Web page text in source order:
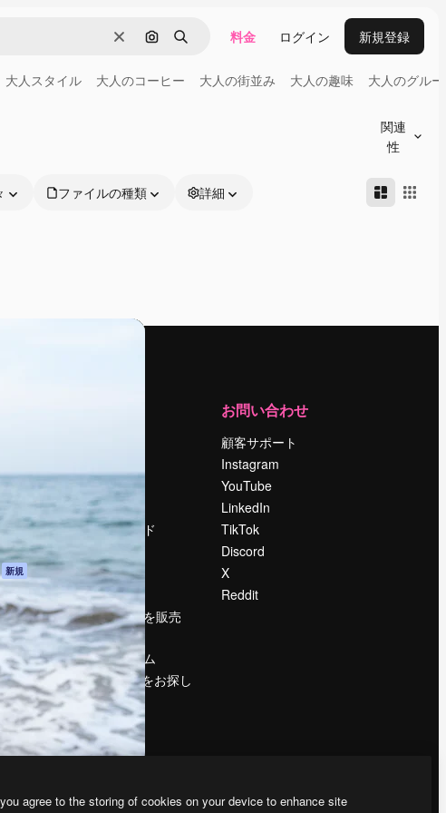
消去 画像で検索
検索 料金 ログイン 新規登録
大人スタイル 大人のコーヒー 大人の街並み 大人の趣味 大人のグル
関連
性
ファイルの種類 詳細
ーポリ
新規
シー
ター
ト
Reviews
採用情報
検索トレンド
イベント
Slidesgo
コンテンツを販売
する
プレスルーム
magnific.aiをお探し
ですか？
お問い合わせ
顧客サポート
Instagram
YouTube
LinkedIn
TikTok
Discord
X
Reddit
agree to the storing of cookies on your device to enhance site